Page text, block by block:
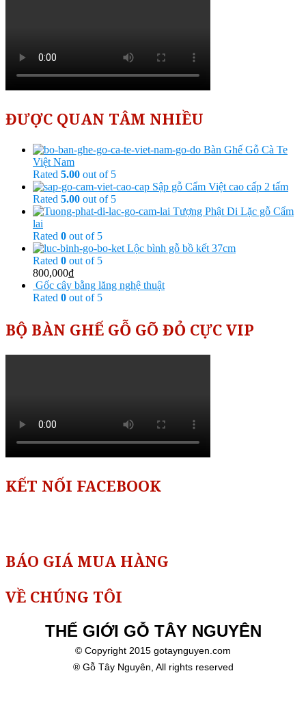
ĐƯỢC QUAN TÂM NHIỀU
Bàn Ghế Gỗ Cà Te
Việt Nam
Rated 5.00 out of 5
Sập gỗ Cẩm Việt cao cấp 2 tấm
Rated 5.00 out of 5
Tượng Phật Di Lặc gỗ Cẩm
lai
Rated 0 out of 5
Lộc bình gỗ bồ kết 37cm
Rated 0 out of 5
800,000₫
Gốc cây bằng lăng nghệ thuật
Rated 0 out of 5
BỘ BÀN GHẾ GỖ GÕ ĐỎ CỰC VIP
KẾT NỐI FACEBOOK
BÁO GIÁ MUA HÀNG
VỀ CHÚNG TÔI
THẾ GIỚI GỖ TÂY NGUYÊN
© Copyright 2015 gotaynguyen.com
® Gỗ Tây Nguyên, All rights reserved